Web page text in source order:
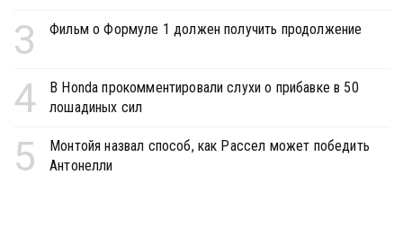
3 Фильм о Формуле 1 должен получить продолжение
4
В Honda прокомментировали слухи о прибавке в 50
лошадиных сил
5
Монтойя назвал способ, как Рассел может победить
Антонелли